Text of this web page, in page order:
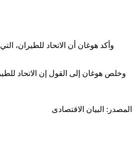
وخلص هوغان إلى القول إن الاتحاد
المصدر: البيان الاقتصادى